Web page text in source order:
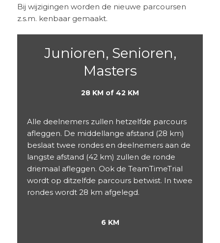
Bij wijzigingen worden de nieuwe parcoursen
z.s.m. kenbaar gemaakt.
Junioren, Senioren,
Masters
28 KM of 42 KM
Alle deelnemers zullen hetzelfde parcours
afleggen. De middellange afstand (28 km)
beslaat twee rondes en deelnemers aan de
langste afstand (42 km) zullen de ronde
driemaal afleggen. Ook de TeamTimeTrial
wordt op ditzelfde parcours betwist. In twee
rondes wordt 28 km afgelegd.
6 KM